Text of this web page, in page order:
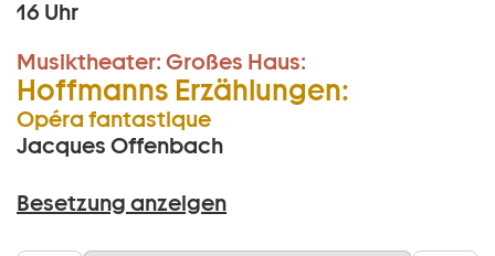
16 Uhr
Musiktheater: Großes Haus:
Hoffmanns Erzählungen:
Opéra fantastique
Jacques Offenbach
Besetzung anzeigen